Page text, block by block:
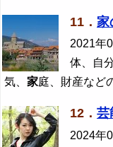
11． 家
2021年
体、自
気、家庭、財産など
12． 芸
2024年